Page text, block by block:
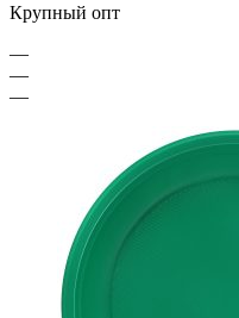
Крупный опт
—
—
—